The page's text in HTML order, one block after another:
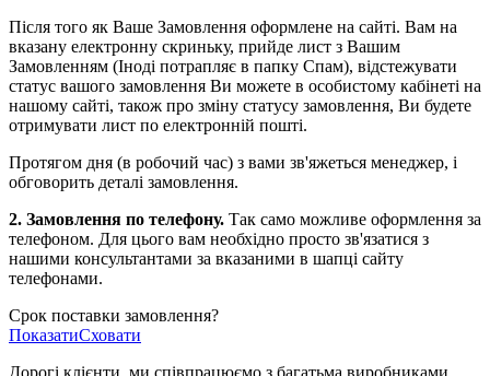
Після того як Ваше Замовлення оформлене на сайті. Вам на
вказану електронну скриньку, прийде лист з Вашим
Замовленням (Іноді потрапляє в папку Спам), відстежувати
статус вашого замовлення Ви можете в особистому кабінеті на
нашому сайті, також про зміну статусу замовлення, Ви будете
отримувати лист по електронній пошті.
Протягом дня (в робочий час) з вами зв'яжеться менеджер, і
обговорить деталі замовлення.
2. Замовлення по телефону. Так само можливе оформлення за
телефоном. Для цього вам необхідно просто зв'язатися з
нашими консультантами за вказаними в шапці сайту
телефонами.
Срок поставки замовлення?
ПоказатиСховати
Дорогі клієнти, ми співпрацюємо з багатьма виробниками,